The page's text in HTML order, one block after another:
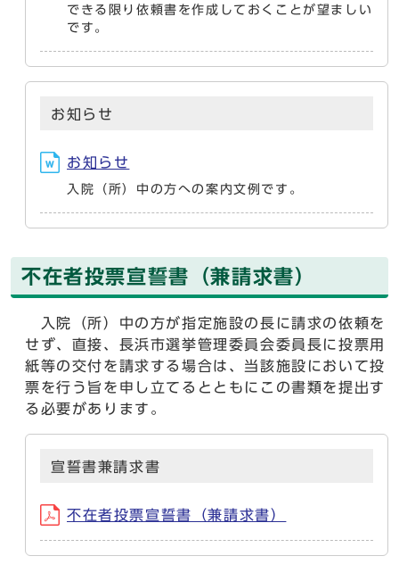
できる限り依頼書を作成しておくことが望ましい
です。
お知らせ
お知らせ
入院（所）中の方への案内文例です。
不在者投票宣誓書（兼請求書）
入院（所）中の方が指定施設の長に請求の依頼を
せず、直接、長浜市選挙管理委員会委員長に投票用
紙等の交付を請求する場合は、当該施設において投
票を行う旨を申し立てるとともにこの書類を提出す
る必要があります。
宣誓書兼請求書
不在者投票宣誓書（兼請求書）